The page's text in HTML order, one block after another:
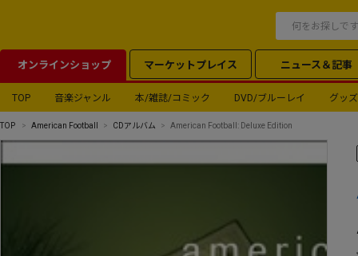
オンラインショップ マーケットプレイス ニュース＆記事
TOP 音楽ジャンル 本/雑誌/コミック DVD/ブルーレイ グッズ
TOP American Football CDアルバム American Football: Deluxe Edition